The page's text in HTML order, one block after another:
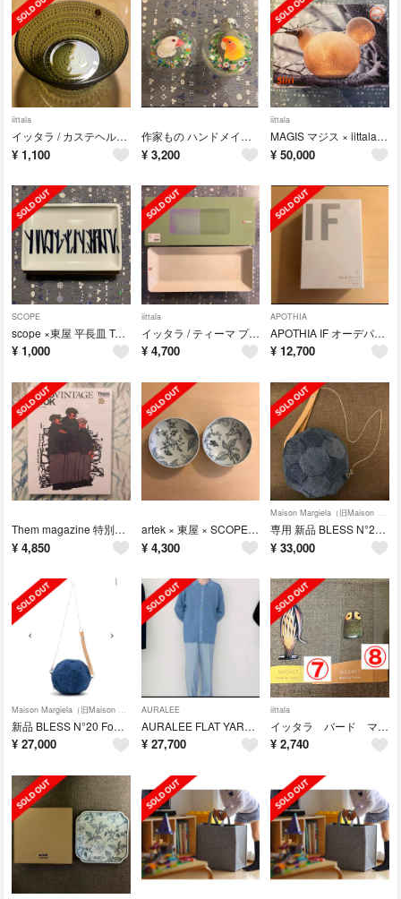
iittala
イッタラ / カステヘルミ ボウル 230ml モスグリーン
¥ 1,100
作家もの ハンドメイド 鳥のオーナメント
¥ 3,200
iittala
MAGIS マジス × iittala イッタラ / Linnut Siiri
¥ 50,000
SCOPE
scope ×東屋 平長皿 Twiggy
¥ 1,000
iittala
イッタラ / ティーマ プラターロング 16×37cm ホワイト
¥ 4,700
APOTHIA
APOTHIA IF オーデパフューム 50ml
¥ 12,700
Them magazine 特別号 EURO VINTAGE BOOK
¥ 4,850
artek × 東屋 × SCOPE / 三寸皿 印判 Lehti
¥ 4,300
Maison Margiela（旧Maison Martin Margiela）
専用 新品 BLESS N°20 Football bag Denim
¥ 33,000
Maison Margiela（旧Maison Martin Margiela）
新品 BLESS N°20 Football bag Denim
¥ 27,000
AURALEE
AURALEE FLAT YARN RIB KNIT CARDIGAN
¥ 27,700
iittala
イッタラ バード マグネット
¥ 2,740